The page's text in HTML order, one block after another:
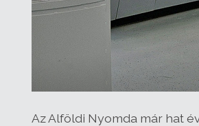
Az Alföldi Nyomda már hat